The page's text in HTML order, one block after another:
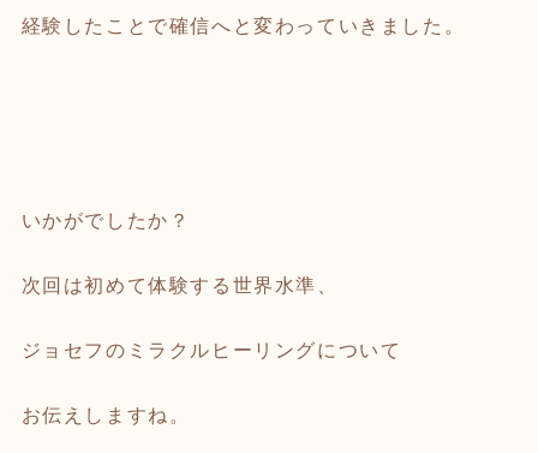
経験したことで確信へと変わっていきました。
いかがでしたか？
次回は初めて体験する世界水準、
ジョセフのミラクルヒーリングについて
お伝えしますね。